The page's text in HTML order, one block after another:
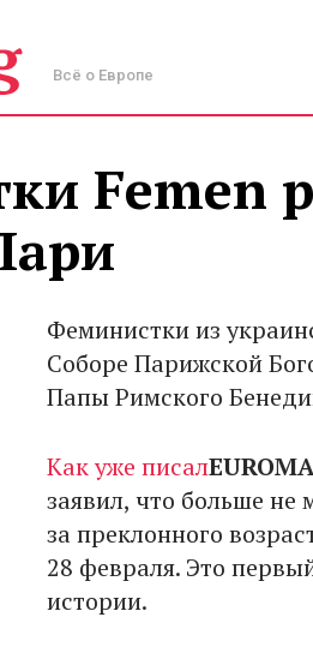
Всё о Европе
Femen
Феминистки из
Соборе Парижской
Папы Римского
Как уже писал
заявил, что больше не
за преклонного
28 февраля. Это
истории.